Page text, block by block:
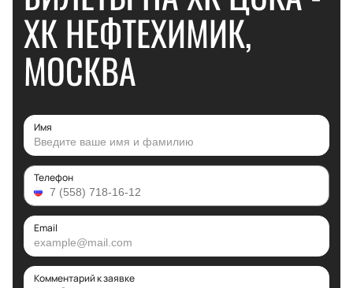
ХК НЕФТЕХИМИК,
МОСКВА
Имя
Телефон
Email
Комментарий к заявке